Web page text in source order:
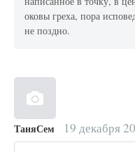
оковы греха, пора
не поздно.
ТаняСем 19 декабря